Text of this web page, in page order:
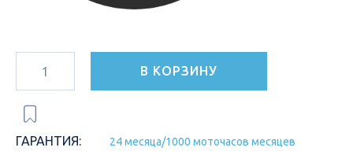
В КОРЗИНУ
ГАРАНТИЯ: 24 месяца/1000 моточасов месяцев